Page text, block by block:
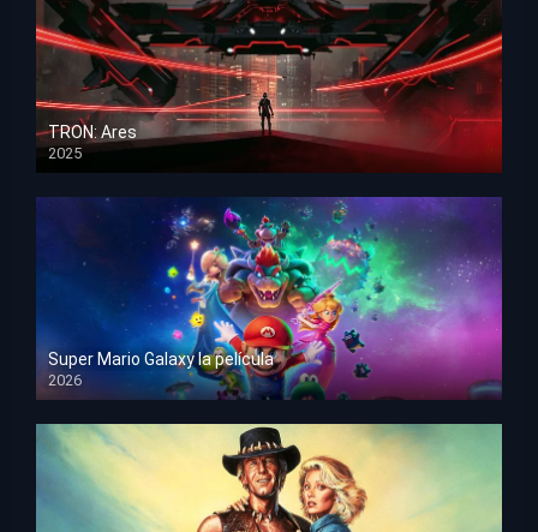
TRON: Ares
2025
HD 1080p
Super Mario Galaxy la película
2026
HD 1080p